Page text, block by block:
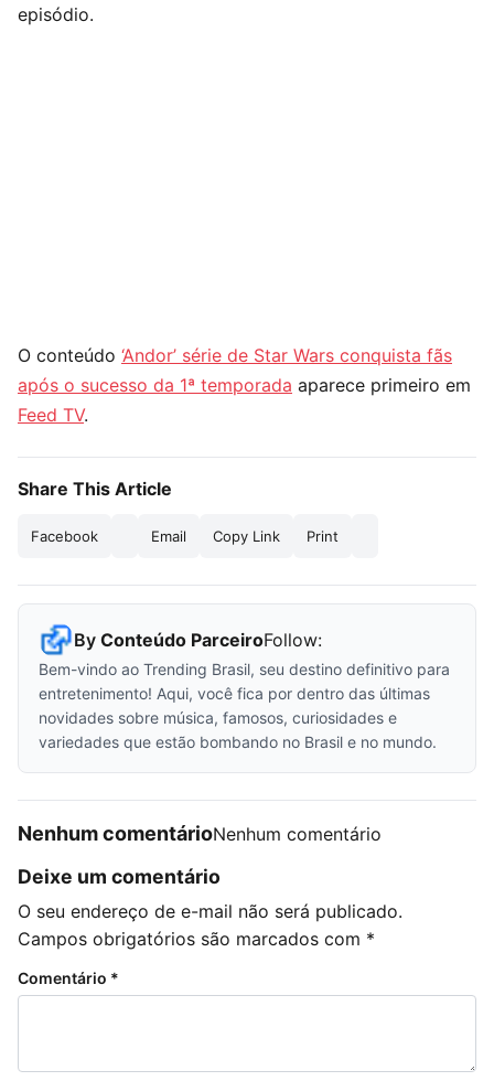
episódio.
O conteúdo ‘Andor’ série de Star Wars conquista fãs
após o sucesso da 1ª temporada aparece primeiro em
Feed TV.
Share This Article
Facebook Email Copy Link Print
By Conteúdo ParceiroFollow:
Bem-vindo ao Trending Brasil, seu destino definitivo para
entretenimento! Aqui, você fica por dentro das últimas
novidades sobre música, famosos, curiosidades e
variedades que estão bombando no Brasil e no mundo.
Nenhum comentárioNenhum comentário
Deixe um comentário
O seu endereço de e-mail não será publicado.
Campos obrigatórios são marcados com *
Comentário *